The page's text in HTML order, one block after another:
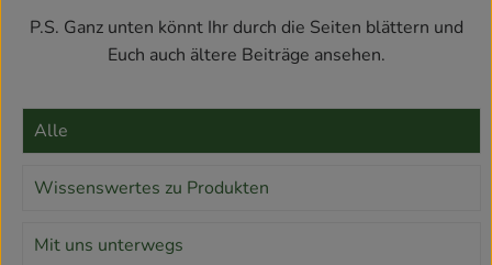
Kühlschrank
Vorratskammer
P.S. Ganz unten könnt Ihr durch die Seiten blättern und
Euch auch ältere Beiträge ansehen.
Alle
Wissenswertes zu Produkten
Mit uns unterwegs